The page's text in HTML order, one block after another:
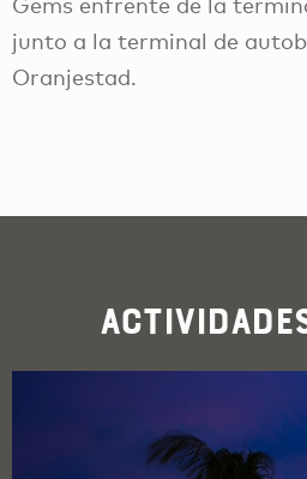
junto a la terminal de
Oranjestad.